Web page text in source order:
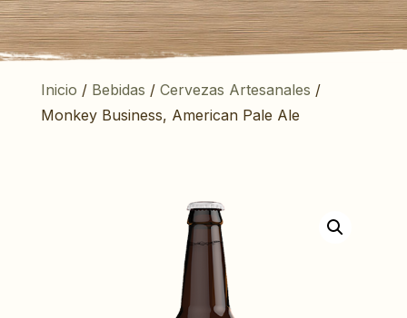
Inicio / Bebidas / Cervezas Artesanales /
Monkey Business, American Pale Ale